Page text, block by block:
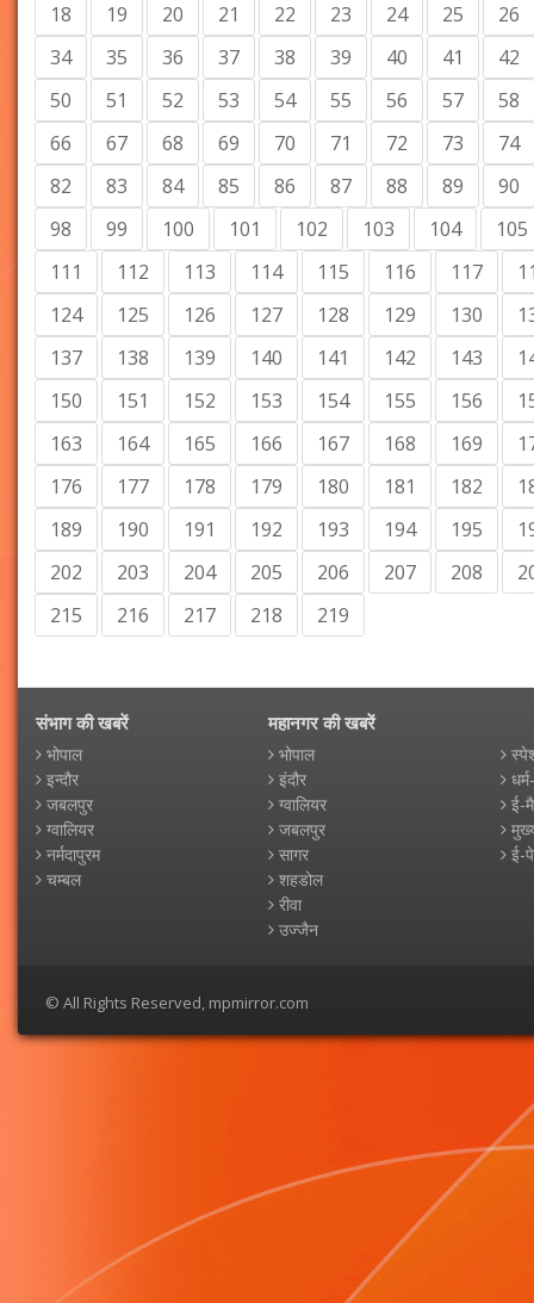
18 19 20 21 22 23 24 25
26
34
35 36 37 38 39 40 41
42
50
51 52 53 54 55 56 57
58
66
67 68 69 70 71 72 73
74
82
83 84 85 86 87 88 89
90
98
99 100 101 102 103 104
105
111
112 113 114 115 116 117
124
125 126 127 128 129 130
137
138 139 140 141 142 143
150
151 152 153 154 155 156
163
164 165 166 167 168 169
176
177 178 179 180 181 182
189
190 191 192 193 194 195
202
203 204 205 206 207 208
215
216 217 218 219
संभाग की खबरें
भोपाल
इन्दौर
जबलपुर
ग्वालियर
नर्मदापुरम
चम्बल
महानगर की खबरें
भोपाल
इंदौर
ग्वालियर
जबलपुर
सागर
शहडोल
रीवा
उज्जैन
ई-
ई-
© All Rights Reserved, mpmirror.com